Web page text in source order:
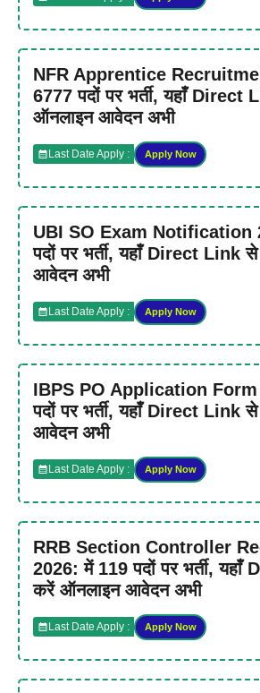
NFR Apprentice
6777 पदों पर भर्ती, यहाँ
ऑनलाइन आवेदन अभी
Last Date Apply : Apply Now
UBI SO Exam Notification
पदों पर भर्ती, यहाँ Direct Link
आवेदन अभी
Last Date Apply : Apply Now
IBPS PO Application Form
पदों पर भर्ती, यहाँ Direct Link
आवेदन अभी
Last Date Apply : Apply Now
RRB Section Controller
2026: में 119 पदों पर भर्ती,
करें ऑनलाइन आवेदन अभी
Last Date Apply : Apply Now